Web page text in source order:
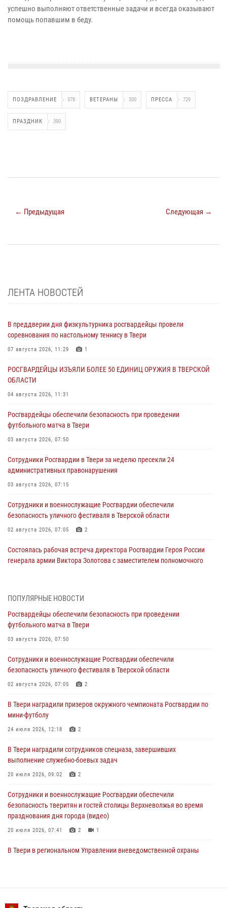
успешно выполняют ответственные задачи и всегда оказывают
помощь попавшим в беду.
ПОЗДРАВЛЕНИЕ 378 ВЕТЕРАНЫ 300 ПРЕССА 729
ПРАЗДНИК 390
← Предыдущая Следующая →
ЛЕНТА НОВОСТЕЙ
В преддверии дня физкультурника росгвардейцы провели
соревнования по настольному теннису в Твери
07 августа 2026, 11:29 1
РОСГВАРДЕЙЦЫ ИЗЪЯЛИ БОЛЕЕ 50 ЕДИНИЦ ОРУЖИЯ В ТВЕРСКОЙ
ОБЛАСТИ
04 августа 2026, 11:31
Росгвардейцы обеспечили безопасность при проведении
футбольного матча в Твери
03 августа 2026, 07:50
Сотрудники Росгвардии в Твери за неделю пресекли 24
административных правонарушения
03 августа 2026, 07:15
Сотрудники и военнослужащие Росгвардии обеспечили
безопасность уличного фестиваля в Тверской области
02 августа 2026, 07:05 2
Состоялась рабочая встреча директора Росгвардии Героя России
генерала армии Виктора Золотова с заместителем полномочного
31 июля 2026, 05:42 4
Росгвардейцы в Твери приняли участие в молебне, посвященном
Дню Крещения Руси
28 июля 2026, 11:30
Сотрудники вневедомственной охраны совершили 250 выездов и
пресекли 20 правонарушений за неделю в Тверской области
27 июля 2026, 08:29
В Твери наградили призеров окружного чемпионата Росгвардии по
мини-футболу
24 июля 2026, 12:18 2
Росгвардейцы оказали помощь водителю на дороге в городе Кашин
22 июля 2026, 08:35
ПОПУЛЯРНЫЕ НОВОСТИ
Росгвардейцы обеспечили безопасность при проведении
футбольного матча в Твери
03 августа 2026, 07:50
Сотрудники и военнослужащие Росгвардии обеспечили
безопасность уличного фестиваля в Тверской области
02 августа 2026, 07:05 2
В Твери наградили призеров окружного чемпионата Росгвардии по
мини-футболу
24 июля 2026, 12:18 2
В Твери наградили сотрудников спецназа, завершивших
выполнение служебно-боевых задач
20 июля 2026, 09:02 2
Сотрудники и военнослужащие Росгвардии обеспечили
безопасность тверитян и гостей столицы Верхневолжья во время
празднования дня города (видео)
20 июля 2026, 07:41 2 1
В Твери в региональном Управлении вневедомственной охраны